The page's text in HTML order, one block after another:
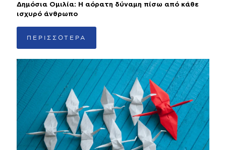
Δημόσια Ομιλία: Η αόρατη δύναμη πίσω από κάθε
ισχυρό άνθρωπο
ΠΕΡΙΣΣΟΤΕΡΑ